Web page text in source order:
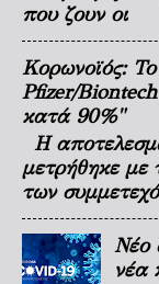
που ζουν οι
Κορωνοϊός:
Pfizer/
κατά 90%"
Η
μετρήθηκε με
των
Νέο
νέα